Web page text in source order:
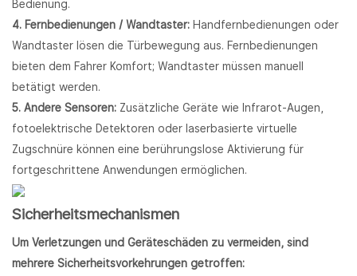
Bedienung.
4. Fernbedienungen / Wandtaster: Handfernbedienungen oder
Wandtaster lösen die Türbewegung aus. Fernbedienungen
bieten dem Fahrer Komfort; Wandtaster müssen manuell
betätigt werden.
5. Andere Sensoren: Zusätzliche Geräte wie Infrarot-Augen,
fotoelektrische Detektoren oder laserbasierte virtuelle
Zugschnüre können eine berührungslose Aktivierung für
fortgeschrittene Anwendungen ermöglichen.
Sicherheitsmechanismen
Um Verletzungen und Geräteschäden zu vermeiden, sind
mehrere Sicherheitsvorkehrungen getroffen: